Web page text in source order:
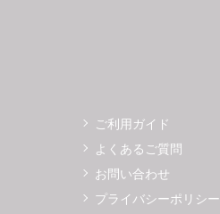
ご利用ガイド
よくあるご質問
お問い合わせ
プライバシーポリシー